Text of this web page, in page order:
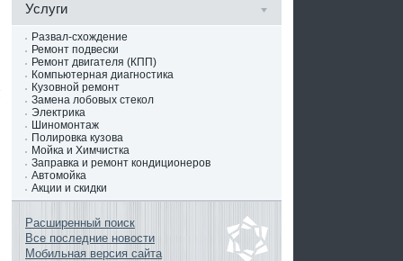
Услуги
Развал-схождение
Ремонт подвески
Ремонт двигателя (КПП)
Компьютерная диагностика
Кузовной ремонт
Замена лобовых стекол
Электрика
Шиномонтаж
Полировка кузова
Мойка и Химчистка
Заправка и ремонт кондиционеров
Автомойка
Акции и скидки
Расширенный поиск
Все последние новости
Мобильная версия сайта